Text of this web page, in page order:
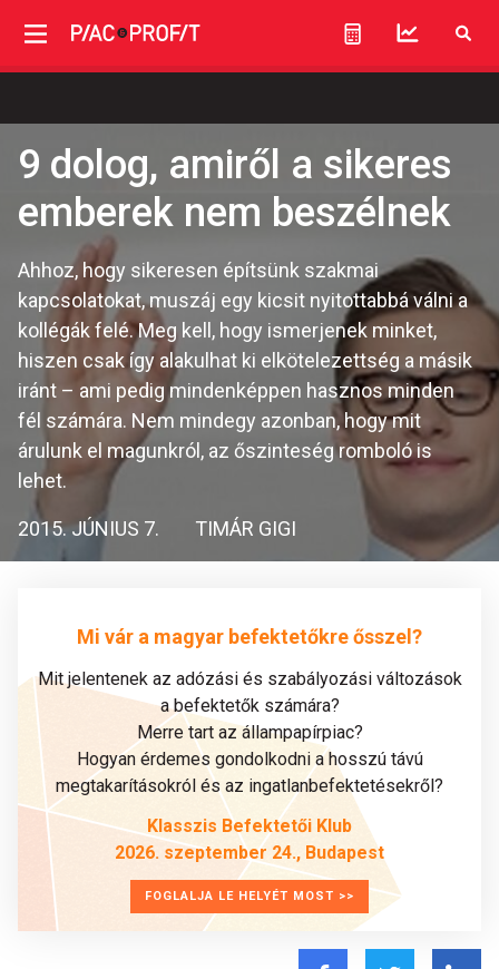
9 dolog, amiről a sikeres
emberek nem beszélnek
Ahhoz, hogy sikeresen építsünk szakmai
kapcsolatokat, muszáj egy kicsit nyitottabbá válni a
kollégák felé. Meg kell, hogy ismerjenek minket,
hiszen csak így alakulhat ki elkötelezettség a másik
iránt – ami pedig mindenképpen hasznos minden
fél számára. Nem mindegy azonban, hogy mit
árulunk el magunkról, az őszinteség romboló is
lehet.
2015. JÚNIUS 7. TIMÁR GIGI
Mi vár a magyar befektetőkre ősszel?
Mit jelentenek az adózási és szabályozási változások
a befektetők számára?
Merre tart az állampapírpiac?
Hogyan érdemes gondolkodni a hosszú távú
megtakarításokról és az ingatlanbefektetésekről?
Klasszis Befektetői Klub
2026. szeptember 24., Budapest
FOGLALJA LE HELYÉT MOST >>